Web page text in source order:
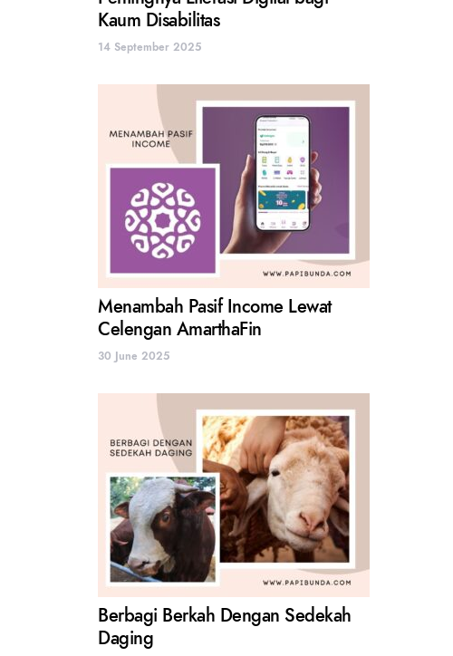
Kaum Disabilitas
14 September 2025
Menambah Pasif Income Lewat
Celengan AmarthaFin
30 June 2025
Berbagi Berkah Dengan Sedekah
Daging